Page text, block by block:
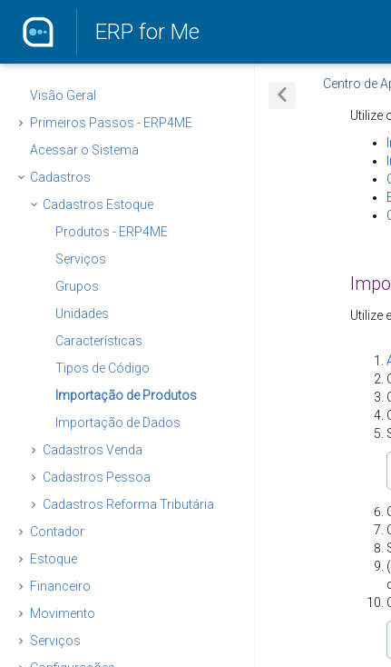
ERP for Me
Visão Geral
Primeiros Passos - ERP4ME
Acessar o Sistema
Cadastros
Cadastros Estoque
Produtos - ERP4ME
Serviços
Grupos
Unidades
Características
Tipos de Código
Importação de Produtos
Importação de Dados
Cadastros Venda
Cadastros Pessoa
Cadastros Reforma Tributária
Contador
Estoque
Financeiro
Movimento
Serviços
Centro de
Utilize
Utilize
(